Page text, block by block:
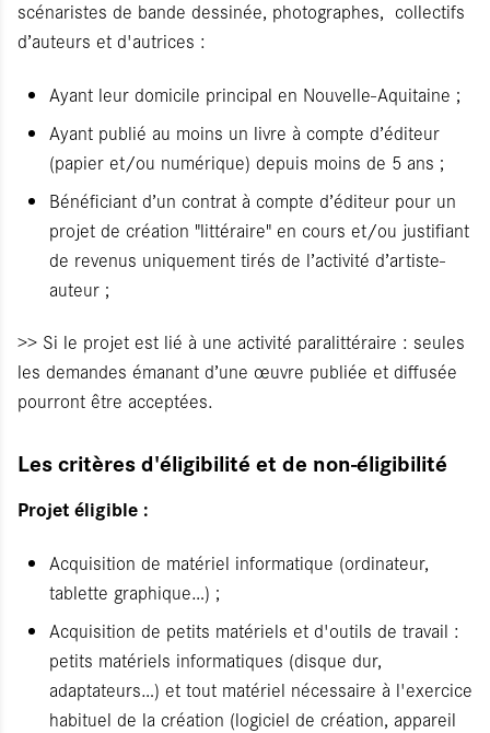
scénaristes de bande dessinée, photographes, collectifs
d’auteurs et d'autrices :
Ayant leur domicile principal en Nouvelle-Aquitaine ;
Ayant publié au moins un livre à compte d’éditeur
(papier et/ou numérique) depuis moins de 5 ans ;
Bénéficiant d’un contrat à compte d’éditeur pour un
projet de création "littéraire" en cours et/ou justifiant
de revenus uniquement tirés de l’activité d’artiste-
auteur ;
>> Si le projet est lié à une activité paralittéraire : seules
les demandes émanant d’une œuvre publiée et diffusée
pourront être acceptées.
Les critères d'éligibilité et de non-éligibilité
Projet éligible :
Acquisition de matériel informatique (ordinateur,
tablette graphique…) ;
Acquisition de petits matériels et d'outils de travail :
petits matériels informatiques (disque dur,
adaptateurs…) et tout matériel nécessaire à l'exercice
habituel de la création (logiciel de création, appareil